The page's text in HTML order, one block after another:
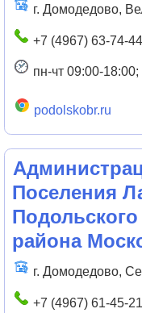
г. Домодедово,
+7 (4967) 63-74-44
пн-чт 09:00-
podolskobr.ru
Поселения
района
г. Домодедово,
+7 (4967) 61-45-21